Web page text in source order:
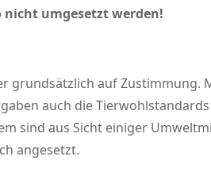
nicht umgesetzt werden!
grundsätzlich auf Zustimmung.
auch die
sind aus Sicht einiger
angesetzt.